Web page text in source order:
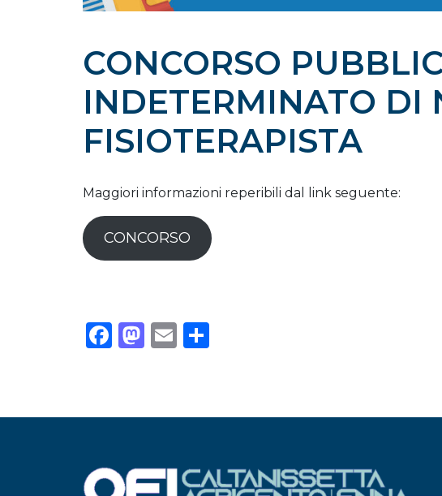
CONCORSO
INDETERMINATO DI
FISIOTERAPISTA
Maggiori informazioni reperibili dal link seguente:
CONCORSO
Facebook
Mastodon
Email